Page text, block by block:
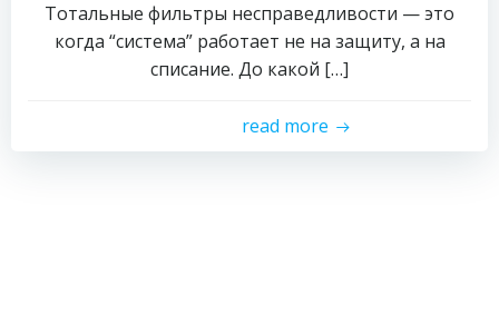
Тотальные фильтры несправедливости — это
когда “система” работает не на защиту, а на
списание. До какой […]
read more